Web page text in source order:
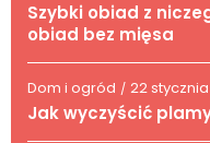
Szybki obiad z
obiad bez mięsa
Dom i ogród / 22 stycznia
Jak wyczyścić